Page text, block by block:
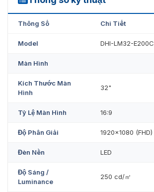
Thông Số Chi Tiết
Model DHI-LM32-E200C
Màn Hình
Kích Thước Màn
Hình
32"
Tỷ Lệ Màn Hình 16:9
Độ Phân Giải 1920×1080 (FHD)
Đèn Nền LED
Độ Sáng /
Luminance
250 cd/㎡